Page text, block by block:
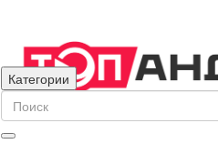
Категории